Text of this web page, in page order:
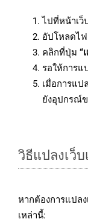
ไปที่หน้าเว็
อัปโหลดไ
คลิกที่ปุ่ม “
รอให้การแ
เมื่อการแป
ยังอุปกรณ์
วิธีแปลงเว็
หากต้องการแปล
เหล่านี้: